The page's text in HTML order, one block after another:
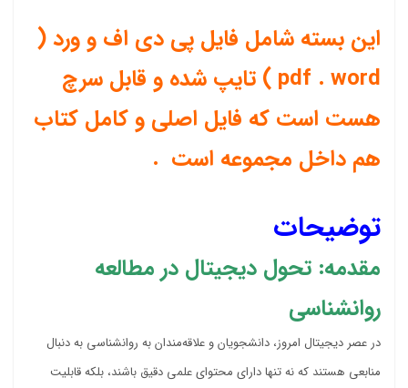
این بسته شامل فایل پی دی اف و ورد (
pdf . word ) تایپ شده و قابل سرچ
هست است که فایل اصلی و کامل کتاب
هم داخل مجموعه است .
توضیحات
مقدمه: تحول دیجیتال در مطالعه
روانشناسی
در عصر دیجیتال امروز، دانشجویان و علاقه‌مندان به روانشناسی به دنبال
منابعی هستند که نه تنها دارای محتوای علمی دقیق باشند، بلکه قابلیت